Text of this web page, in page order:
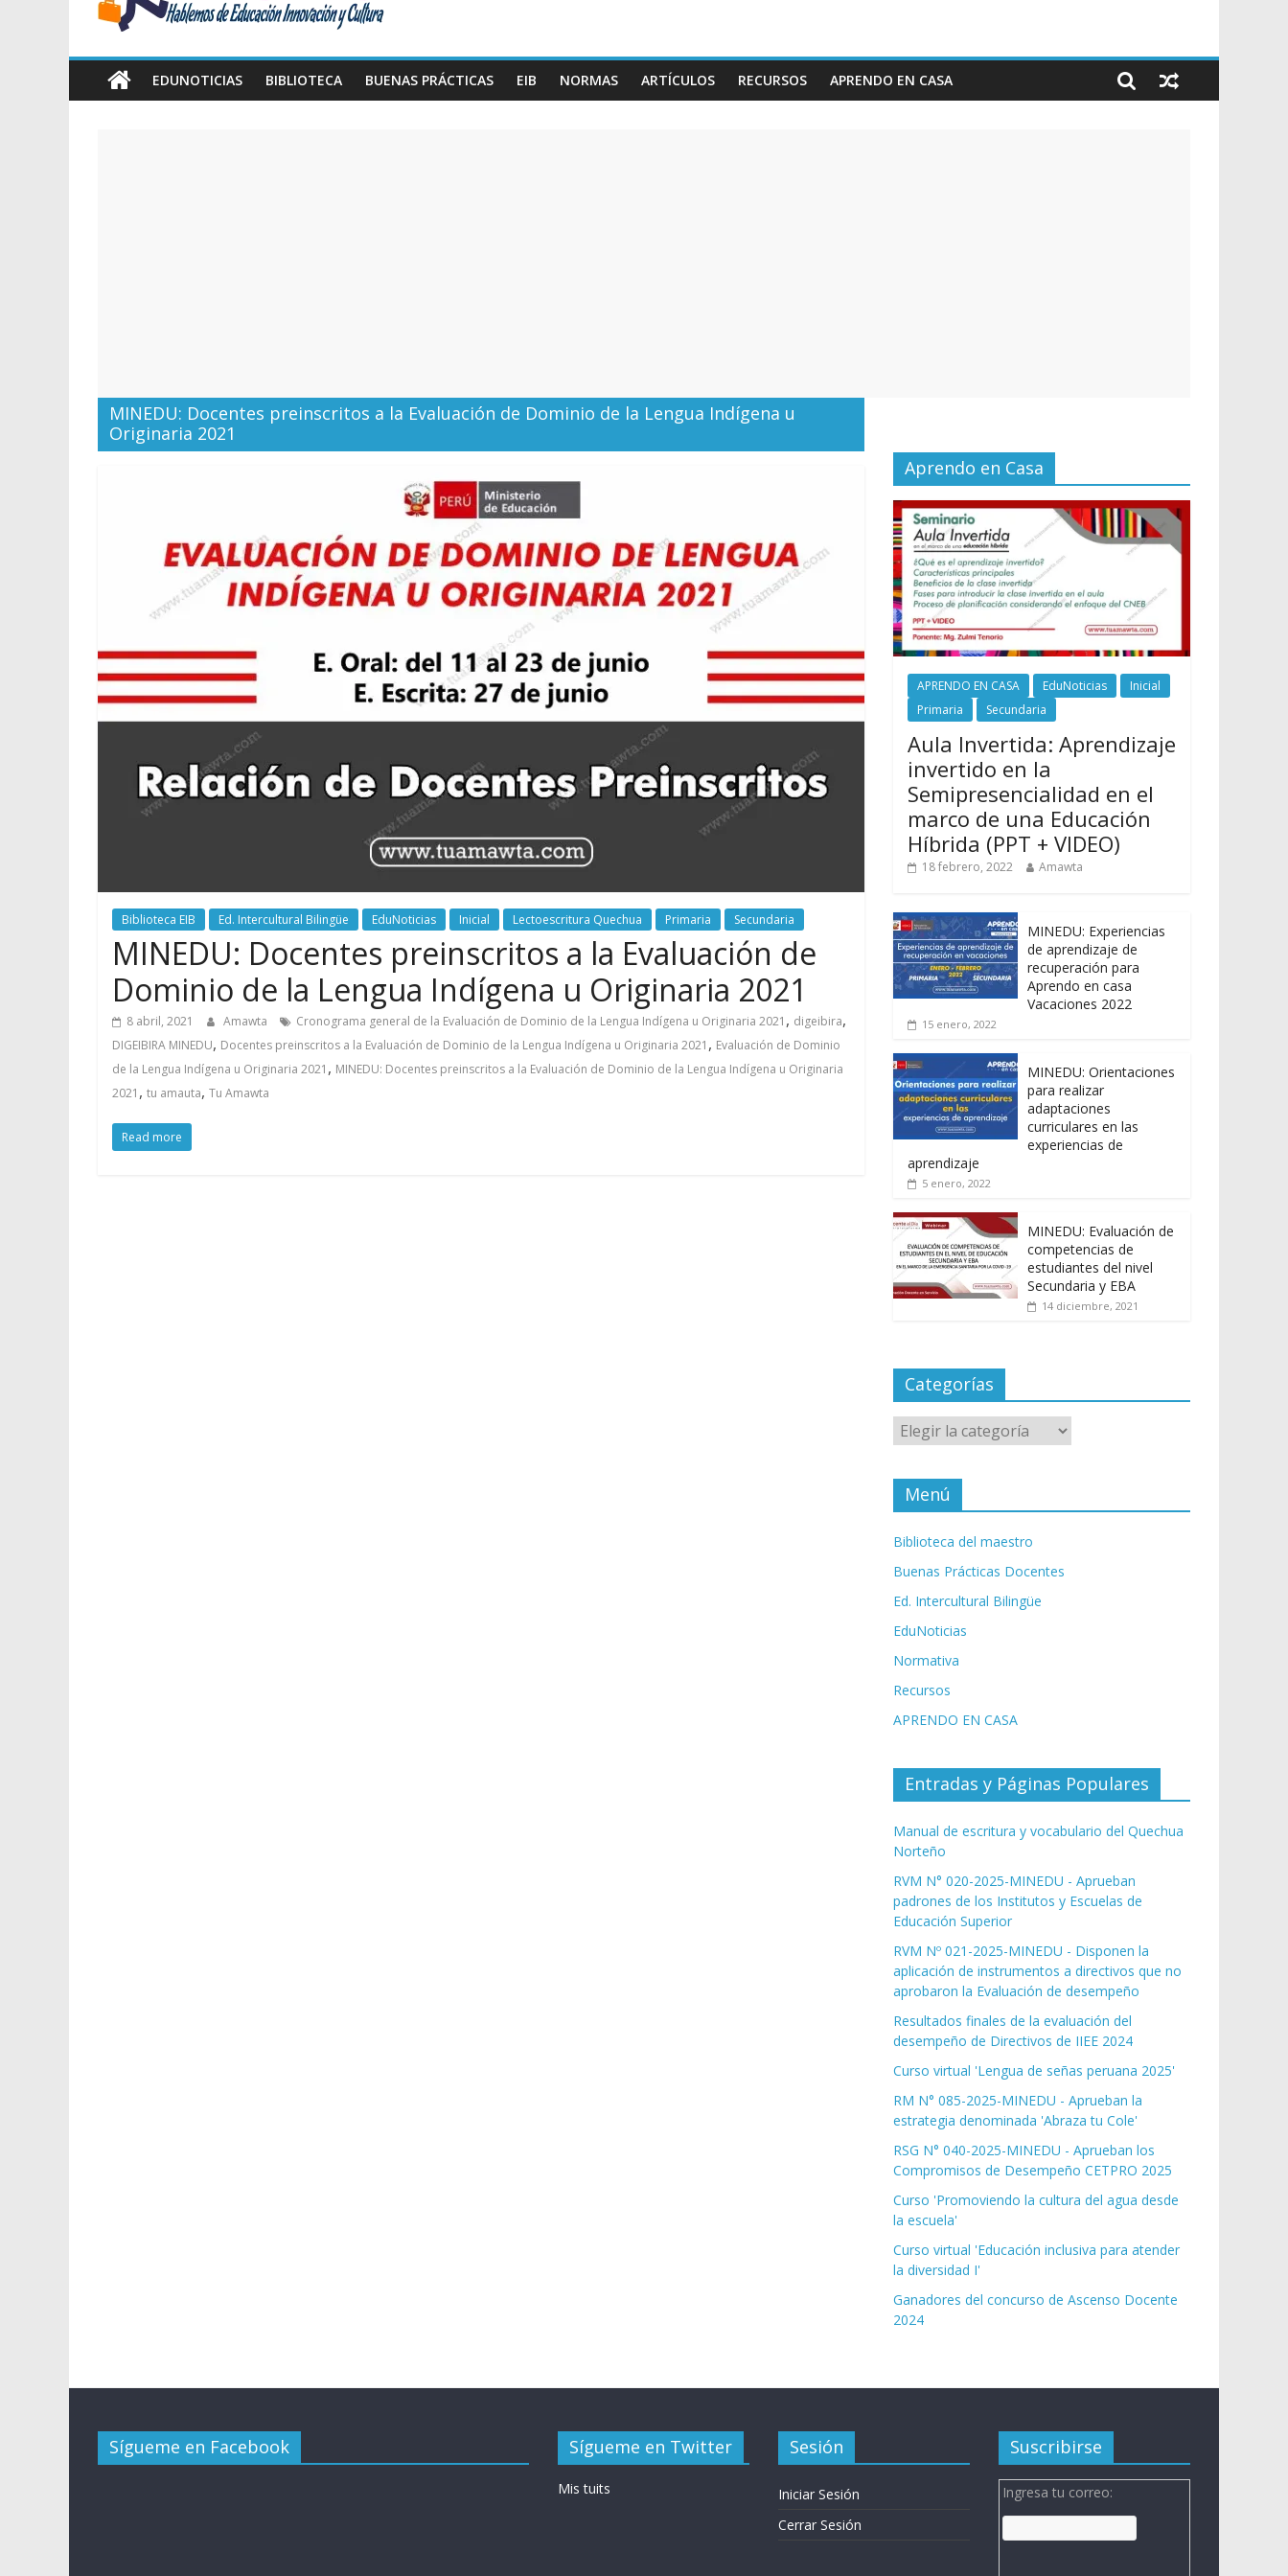
Educación,
EDUNOTICIAS BIBLIOTECA BUENAS PRÁCTICAS EIB NORMAS ARTÍCULOS RECURSOS APRENDO EN CASA
MINEDU: Docentes preinscritos a la Evaluación de Dominio de la Lengua Indígena u
Originaria 2021
Biblioteca EIB Ed. Intercultural Bilingüe EduNoticias Inicial Lectoescritura Quechua Primaria Secundaria
MINEDU: Docentes preinscritos a la Evaluación de
Dominio de la Lengua Indígena u Originaria 2021
8 abril, 2021 Amawta Cronograma general de la Evaluación de Dominio de la Lengua Indígena u Originaria 2021 , digeibira,
DIGEIBIRA MINEDU, Docentes preinscritos a la Evaluación de Dominio de la Lengua Indígena u Originaria 2021 , Evaluación de Dominio
de la Lengua Indígena u Originaria 2021 , MINEDU: Docentes preinscritos a la Evaluación de Dominio de la Lengua Indígena u Originaria
2021 , tu amauta, Tu Amawta
Read more
Aprendo en Casa
APRENDO EN CASA EduNoticias
Inicial
Primaria
Secundaria
Aula Invertida: Aprendizaje
invertido en la
Semipresencialidad en el
marco de una Educación
Híbrida (PPT + VIDEO)
18 febrero, 2022 Amawta
MINEDU: Experiencias
de aprendizaje de
recuperación para
Aprendo en casa
Vacaciones 2022
15 enero, 2022
MINEDU: Orientaciones
para realizar
adaptaciones
curriculares en las
experiencias de
aprendizaje
5 enero, 2022
MINEDU: Evaluación de
competencias de
estudiantes del nivel
Secundaria y EBA
14 diciembre, 2021
Categorías
Categorías
Menú
Biblioteca del maestro
Buenas Prácticas Docentes
Ed. Intercultural Bilingüe
EduNoticias
Normativa
Recursos
APRENDO EN CASA
Entradas y Páginas Populares
Manual de escritura y vocabulario del Quechua
Norteño
RVM N° 020-2025-MINEDU - Aprueban
padrones de los Institutos y Escuelas de
Educación Superior
RVM Nº 021-2025-MINEDU - Disponen la
aplicación de instrumentos a directivos que no
aprobaron la Evaluación de desempeño
Resultados finales de la evaluación del
desempeño de Directivos de IIEE 2024
Curso virtual 'Lengua de señas peruana 2025'
RM N° 085-2025-MINEDU - Aprueban la
estrategia denominada 'Abraza tu Cole'
RSG N° 040-2025-MINEDU - Aprueban los
Compromisos de Desempeño CETPRO 2025
Curso 'Promoviendo la cultura del agua desde
la escuela'
Curso virtual 'Educación inclusiva para atender
la diversidad I'
Ganadores del concurso de Ascenso Docente
2024
Sígueme en Facebook Sígueme en Twitter
Mis tuits
Sesión
Iniciar Sesión
Cerrar Sesión
Suscribirse
Ingresa tu correo: